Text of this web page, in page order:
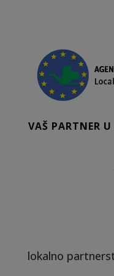
VAŠ PARTNER
lokalno